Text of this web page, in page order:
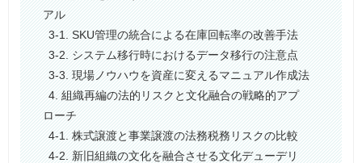
アル
3-1. SKU管理の統合による在庫回転率の改善手法
3-2. システム移行時におけるデータ移行の注意点
3-3. 現場ノウハウを資産に変えるマニュアル作成法
4. 組織再編の法的リスクと文化融合の戦略的アプ
ローチ
4-1. 株式譲渡と事業譲渡の法務税務リスクの比較
4-2. 新旧組織の文化を融合させる文化デューデリ